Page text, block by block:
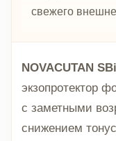
свежего
NOVACUTAN
экзопротектор
с заметными
снижением